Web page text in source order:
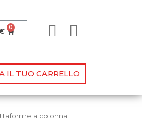
IL TUO CARRELLO
a colonna